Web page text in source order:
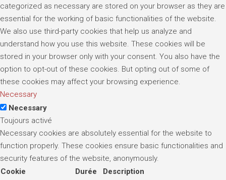
categorized as necessary are stored on your browser as they are
essential for the working of basic functionalities of the website.
We also use third-party cookies that help us analyze and
understand how you use this website. These cookies will be
stored in your browser only with your consent. You also have the
option to opt-out of these cookies. But opting out of some of
these cookies may affect your browsing experience.
Necessary
Necessary
Toujours activé
Necessary cookies are absolutely essential for the website to
function properly. These cookies ensure basic functionalities and
security features of the website, anonymously.
Cookie
Durée Description